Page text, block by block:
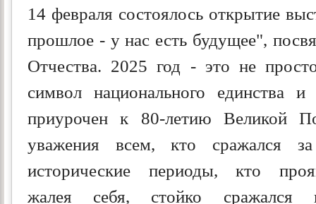
14 февраля состоялось открытие
прошлое - у нас есть будущее",
Отчества. 2025 год - это не
символ национального единства
приурочен к 80-летию Великой
уважения всем, кто сражался
исторические периоды, кто
жалея себя, стойко сражался